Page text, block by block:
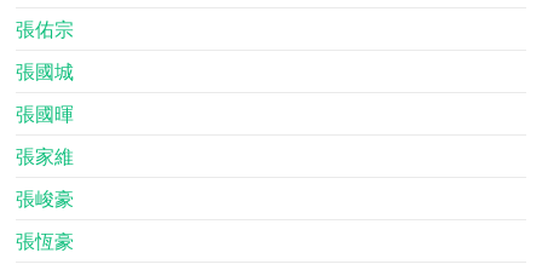
張佑宗
張國城
張國暉
張家維
張峻豪
張恆豪